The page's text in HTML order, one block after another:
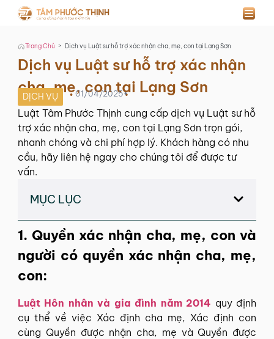
Trang Chủ > Dịch vụ Luật sư hỗ trợ xác nhận cha, mẹ, con tại Lạng Sơn
Dịch vụ Luật sư hỗ trợ xác nhận
cha, mẹ, con tại Lạng Sơn
DỊCH VỤ 01/04/2025•
Luật Tâm Phước Thịnh cung cấp dịch vụ Luật sư hỗ
trợ xác nhận cha, mẹ, con tại Lạng Sơn trọn gói,
nhanh chóng và chi phí hợp lý. Khách hàng có nhu
cầu, hãy liên hệ ngay cho chúng tôi để được tư
vấn.
MỤC LỤC
1. Quyền xác nhận cha, mẹ, con và
người có quyền xác nhận cha, mẹ,
con:
Luật Hôn nhân và gia đình năm 2014 quy định
cụ thể về việc Xác định cha mẹ, Xác định con
cùng Quyền được nhận cha, mẹ và Quyền được